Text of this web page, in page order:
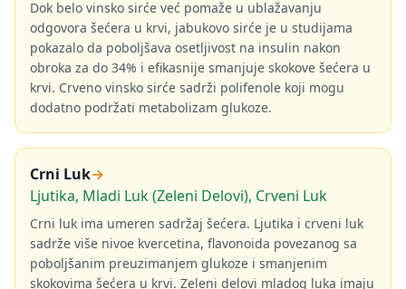
Dok belo vinsko sirće već pomaže u ublažavanju
odgovora šećera u krvi, jabukovo sirće je u studijama
pokazalo da poboljšava osetljivost na insulin nakon
obroka za do 34% i efikasnije smanjuje skokove šećera u
krvi. Crveno vinsko sirće sadrži polifenole koji mogu
dodatno podržati metabolizam glukoze.
Crni Luk→
Ljutika, Mladi Luk (Zeleni Delovi), Crveni Luk
Crni luk ima umeren sadržaj šećera. Ljutika i crveni luk
sadrže više nivoe kvercetina, flavonoida povezanog sa
poboljšanim preuzimanjem glukoze i smanjenim
skokovima šećera u krvi. Zeleni delovi mladog luka imaju